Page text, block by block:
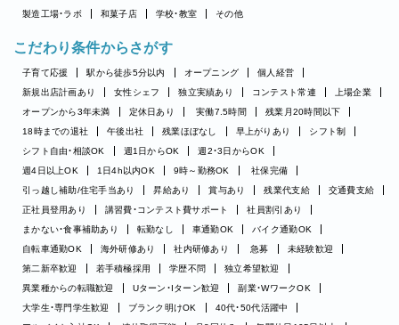
製造工場・ラボ
和菓子店 学校・教室 その他
こだわり条件からさがす
子育て応援 駅から徒歩5分以内 オープニング
個人経営
新規出店計画あり
女性シェフ 独立実績あり コンテスト常連
上場企業
オープンから3年未満
定休日あり 実働7.5時間
残業月20時間以下
18時までの退社
午後出社 残業ほぼなし 早上がりあり
シフト制
シフト自由・相談OK
週1日からOK
週2・3日からOK
週4日以上OK
1日4h以内OK 9時～勤務OK
社保完備
引っ越し補助/住宅手当あり
昇給あり 賞与あり 残業代支給
交通費支給
正社員登用あり
講習費・コンテスト費サポート
社員割引あり
まかない・食事補助あり
転勤なし 車通勤OK
バイク通勤OK
自転車通勤OK
海外研修あり 社内研修あり 急募
未経験歓迎
第二新卒歓迎
若手積極採用 学歴不問
独立希望歓迎
異業種からの転職歓迎
Uターン・Iターン歓迎
副業・WワークOK
大学生・専門学生歓迎
ブランク明けOK
40代・50代活躍中